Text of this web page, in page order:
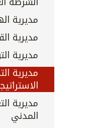
مديرية
مديرية
مديرية
مديرية
مديرية
المدني